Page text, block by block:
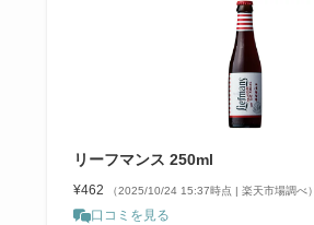
リーフマンス 250ml
¥462 （2025/10/24 15:37時点 | 楽天市場調べ）
口コミを見る